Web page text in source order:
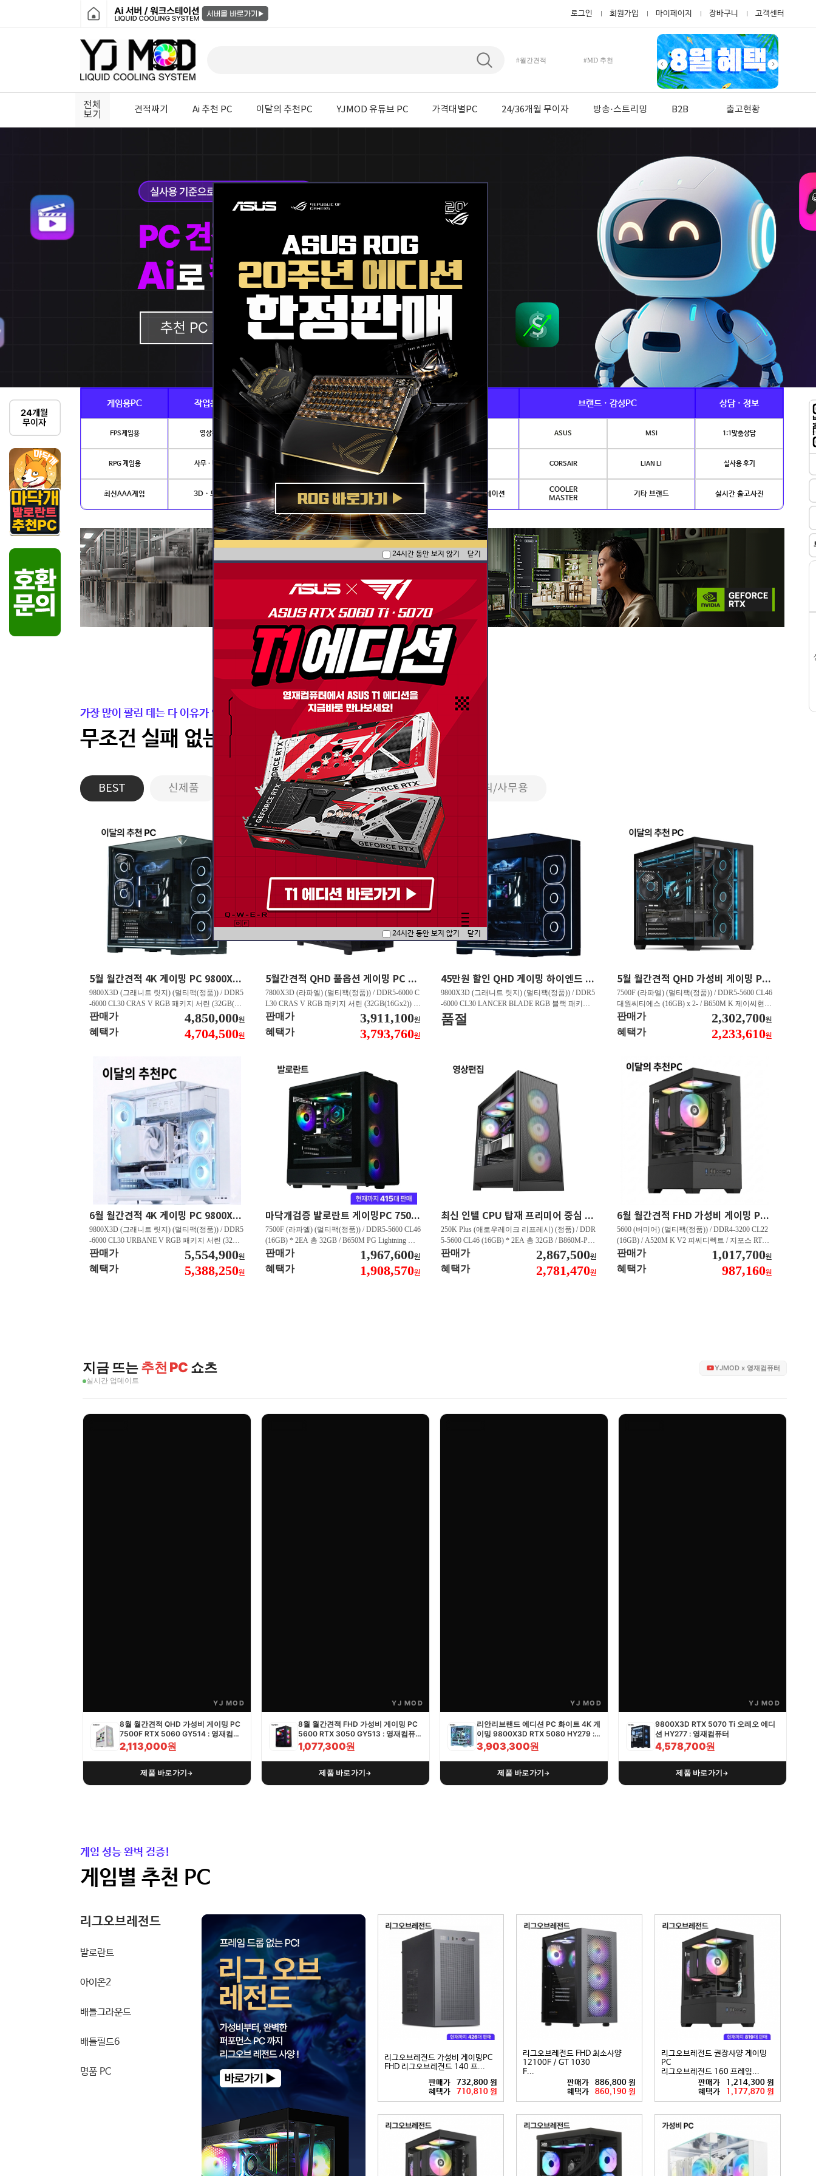
로그인 회원가입 마이페이지 장바구니 고객센터
#월간견적 #MD 추천
전체
보기
견적짜기 Ai 추천 PC 이달의 추천PC YJMOD 유튜브 PC 가격대별PC 24/36개월 무이자 방송·스트리밍 B2B 출고현황
게임용PC 작업용PC Ai · 전문가용 게임별PC 브랜드 · 감성PC 상담 · 정보
FPS게임용 영상편집 AI이미지생성 · 딥러닝 리그오브레전드 ASUS MSI 1:1맞춤상담
RPG 게임용 사무 · 디자인 배틀그라운드 아이온2 CORSAIR LIAN LI 실사용 후기
최신AAA게임 3D · 모델링 NVIDIA AI PC 로스트아크 플라이트시뮬레이션
COOLER
MASTER
기타 브랜드 실시간 출고사진
가장 많이 팔린 데는 다 이유가 있습니다.
무조건 실패 없는 든든한 국밥 세팅 모음
BEST 신제품 게이밍PC 영상편집/방송용 2D그래픽/사무용
5월 월간견적 4K 게이밍 PC 9800X3D RTX 5070 Ti GY508
9800X3D (그래니트 릿지) (멀티팩(정품)) / DDR5
-6000 CL30 CRAS V RGB 패키지 서린 (32GB(16
Gx2)) / B850M AORUS ELITE WIFI6E 피씨디렉
트 / 지포스 RTX 5070 Ti GAMING OC D7 16GB
피씨디렉트 / EXCERIA 히트싱크 M.2 NVMe (2T
판매가 4,850,000원
혜택가 4,704,500원
5월간견적 QHD 풀옵션 게이밍 PC 7800X3D RTX 5070 GY507
7800X3D (라파엘) (멀티팩(정품)) / DDR5-6000 C
L30 CRAS V RGB 패키지 서린 (32GB(16Gx2)) /
B850M AORUS ELITE WIFI6E 피씨디렉트 / 지포
스 RTX 5070 Infinity 3 D7 12GB 이엠텍 / EXCERI
A 히트싱크 M.2 NVMe (2TB)
판매가 3,911,100원
혜택가 3,793,760원
45만원 할인 QHD 게이밍 하이엔드 PC 9800X3D RX 9070 XT HY271
9800X3D (그래니트 릿지) (멀티팩(정품)) / DDR5
-6000 CL30 LANCER BLADE RGB 블랙 패키지
서린 (32GB(16Gx2)) / N9 X870E Black - 특가판매
/ 라데온 RX 9070 XT OC D6 16GB 대원씨티에스
품절
5월 월간견적 QHD 가성비 게이밍 PC 7500F RTX 5060 Ti GY506
7500F (라파엘) (멀티팩(정품)) / DDR5-5600 CL46
대원씨티에스 (16GB) x 2- / B650M K 제이씨현 /
T1 지포스 RTX 5060 TI OC D7 8GB 인텍앤컴퍼
니 / Gen4 4000E M.2 NVMe 피씨디렉트 (500GB)
판매가 2,302,700원
혜택가 2,233,610원
6월 월간견적 4K 게이밍 PC 9800X3D RTX 5080 GY512
9800X3D (그래니트 릿지) (멀티팩(정품)) / DDR5
-6000 CL30 URBANE V RGB 패키지 서린 (32GB
(16Gx2)) / B850M-PLUS WIFI7 W 대원씨티에스 /
지포스 RTX 5080 AERO OC SFF D7 16GB 제이
씨현 / EXCERIA 히트싱크 M.2 NVMe (2TB)
판매가 5,554,900원
혜택가 5,388,250원
마닥개검증 발로란트 게이밍PC 7500F/RTX5060 발로란트 FHD 500프레임 이상 GY102
7500F (라파엘) (멀티팩(정품)) / DDR5-5600 CL46
(16GB) * 2EA 총 32GB / B650M PG Lightning 에
즈윈 / 지포스 RTX 5060 DUAL D7 8GB 이엠텍 /
CN600 M.2 NVMe 디앤디컴 (512GB)
판매가 1,967,600원
혜택가 1,908,570원
최신 인텔 CPU 탑재 프리미어 중심 가성비 영상편집 PC 250K RTX 5060 추천PC VY113
250K Plus (애로우레이크 리프레시) (정품) / DDR
5-5600 CL46 (16GB) * 2EA 총 32GB / B860M-PL
US WIFI STCOM / 지포스 RTX 5060 DUAL D7 8
GB 이엠텍 / T500 M.2 NVMe 대원씨티에스 (1T
B)
판매가 2,867,500원
혜택가 2,781,470원
6월 월간견적 FHD 가성비 게이밍 PC 5600 RTX 3050 GY509
5600 (버미어) (멀티팩(정품)) / DDR4-3200 CL22
(16GB) / A520M K V2 피씨디렉트 / 지포스 RTX
3050 STORM X D6 6GB 이엠텍 / CN600 M.2 NV
Me 디앤디컴 (512GB)
판매가 1,017,700원
혜택가 987,160원
지금 뜨는추천 PC 쇼츠
실시간 업데이트
YJMOD x 영재컴퓨터
YJ MOD
8월 월간견적 QHD 가성비 게이밍 PC
7500F RTX 5060 GY514 : 영재컴퓨
터
2,113,000원
제품 바로가기→
YJ MOD
8월 월간견적 FHD 가성비 게이밍 PC
5600 RTX 3050 GY513 : 영재컴퓨
터
1,077,300원
제품 바로가기→
YJ MOD
리안리브랜드 에디션 PC 화이트 4K 게
이밍 9800X3D RTX 5080 HY279 :
영재컴퓨터
3,903,300원
제품 바로가기→
YJ MOD
9800X3D RTX 5070 Ti 오레오 에디
션 HY277 : 영재컴퓨터
4,578,700원
제품 바로가기→
게임 성능 완벽 검증!
게임별 추천 PC
리그오브레전드
발로란트
아이온2
배틀그라운드
배틀필드6
명품 PC
리그오브레전드 가성비 게이밍PC
FHD 리그오브레전드 140 프...
판매가
732,800 원
혜택가
710,810 원
리그오브레전드 FHD 최소사양
12100F / GT 1030
F...
판매가
886,800 원
혜택가
860,190 원
리그오브레전드 권장사양 게이밍
PC
리그오브레전드 160 프레임...
판매가
1,214,300 원
혜택가
1,177,870 원
24시간 동안 보지 않기 닫기
24시간 동안 보지 않기 닫기